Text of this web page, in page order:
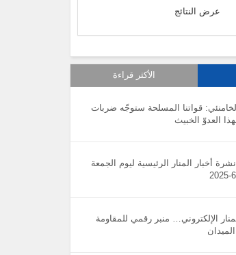
عرض النتائج
الأكثر قراءة
الخامنئي: قواتنا المسلحة ستوجّه ضربات
العدوّ الخبيث
أخبار المنار الرئيسية ليوم الجمعة
الإلكتروني… منبر رقمي للمقاومة